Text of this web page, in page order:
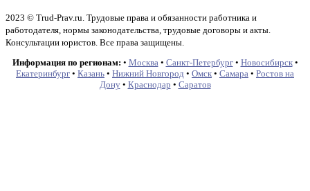
2023 © Trud-Prav.ru. Трудовые права и обязанности работника и
работодателя, нормы законодательства, трудовые договоры и акты.
Консультации юристов. Все права защищены.
Информация по регионам: • Москва• Санкт-Петербург• Новосибирск•
Екатеринбург • Казань • Нижний Новгород • Омск • Самара • Ростов на
Дону• Краснодар • Саратов